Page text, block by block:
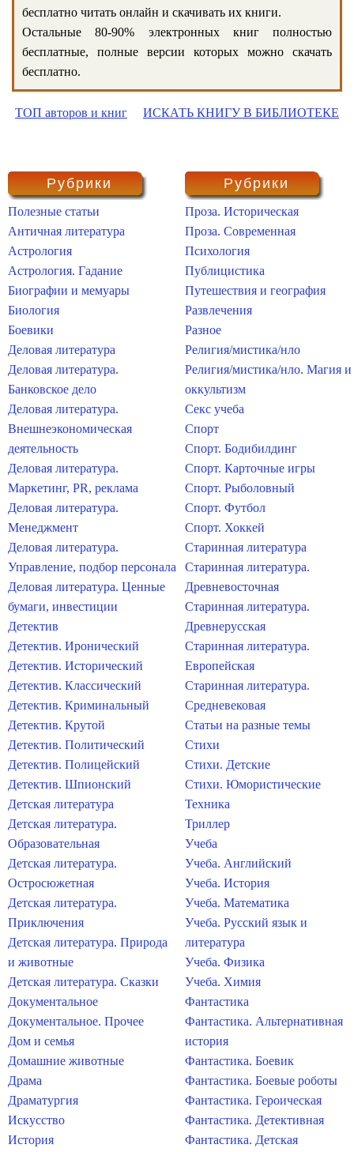
бесплатно читать онлайн и скачивать их книги.
Остальные 80-90% электронных книг полностью
бесплатные, полные версии которых можно скачать
бесплатно.
ТОП авторов и книг ИСКАТЬ КНИГУ В БИБЛИОТЕКЕ
Рубрики
Полезные статьи
Античная литература
Астрология
Астрология. Гадание
Биографии и мемуары
Биология
Боевики
Деловая литература
Деловая литература.
Банковское дело
Деловая литература.
Внешнеэкономическая
деятельность
Деловая литература.
Маркетинг, PR, реклама
Деловая литература.
Менеджмент
Деловая литература.
Управление, подбор персонала
Деловая литература. Ценные
бумаги, инвестиции
Детектив
Детектив. Иронический
Детектив. Исторический
Детектив. Классический
Детектив. Криминальный
Детектив. Крутой
Детектив. Политический
Детектив. Полицейский
Детектив. Шпионский
Детская литература
Детская литература.
Образовательная
Детская литература.
Остросюжетная
Детская литература.
Приключения
Детская литература. Природа
и животные
Детская литература. Сказки
Документальное
Документальное. Прочее
Дом и семья
Домашние животные
Драма
Драматургия
Искусство
История
Рубрики
Проза. Историческая
Проза. Современная
Психология
Публицистика
Путешествия и география
Развлечения
Разное
Религия/мистика/нло
Религия/мистика/нло. Магия и
оккультизм
Секс учеба
Спорт
Спорт. Бодибилдинг
Спорт. Карточные игры
Спорт. Рыболовный
Спорт. Футбол
Спорт. Хоккей
Старинная литература
Старинная литература.
Древневосточная
Старинная литература.
Древнерусская
Старинная литература.
Европейская
Старинная литература.
Средневековая
Статьи на разные темы
Стихи
Стихи. Детские
Стихи. Юмористические
Техника
Триллер
Учеба
Учеба. Английский
Учеба. История
Учеба. Математика
Учеба. Русский язык и
литература
Учеба. Физика
Учеба. Химия
Фантастика
Фантастика. Альтернативная
история
Фантастика. Боевик
Фантастика. Боевые роботы
Фантастика. Героическая
Фантастика. Детективная
Фантастика. Детская